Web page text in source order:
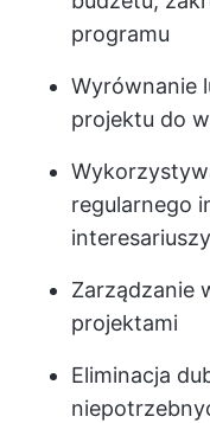
programu
Wyrównanie
projektu do
regularnego
interesariuszy
Zarządzanie
projektami
Eliminacja